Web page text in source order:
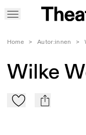
Home > Autor:innen >
Wilke
Zu Mein-TdZ hinzufügen
mail